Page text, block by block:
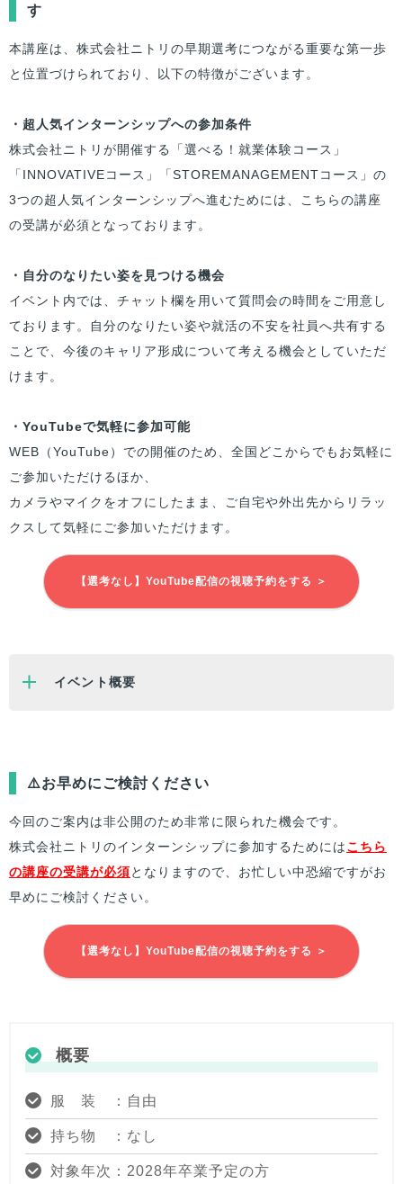
す
本講座は、株式会社ニトリの早期選考につながる重要な第一歩
と位置づけられており、以下の特徴がございます。
・超人気インターンシップへの参加条件
株式会社ニトリが開催する「選べる！就業体験コース」
「INNOVATIVEコース」「STOREMANAGEMENTコース」の
3つの超人気インターンシップへ進むためには、こちらの講座
の受講が必須となっております。
・自分のなりたい姿を見つける機会
イベント内では、チャット欄を用いて質問会の時間をご用意し
ております。自分のなりたい姿や就活の不安を社員へ共有する
ことで、今後のキャリア形成について考える機会としていただ
けます。
・YouTubeで気軽に参加可能
WEB（YouTube）での開催のため、全国どこからでもお気軽に
ご参加いただけるほか、
カメラやマイクをオフにしたまま、ご自宅や外出先からリラッ
クスして気軽にご参加いただけます。
【選考なし】YouTube配信の視聴予約をする ＞
イベント概要
⚠️お早めにご検討ください
今回のご案内は非公開のため非常に限られた機会です。
株式会社ニトリのインターンシップに参加するためにはこちら
の講座の受講が必須となりますので、お忙しい中恐縮ですがお
早めにご検討ください。
【選考なし】YouTube配信の視聴予約をする ＞
概要
服 装 ：自由
持ち物 ：なし
対象年次：2028年卒業予定の方